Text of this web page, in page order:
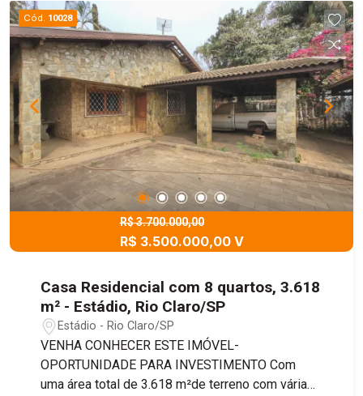
serviço independente, também equipada com
pedras e cuba moderna. A casa possui portas
balcão em blindex, box para armazenamento e 6
vagas de garagem exclusivas. Detalhes que
valorizam o imóvel: Acabamento em porcelanato
Móveis planejados nas áreas molhadas Pé-
direito duplo Projeto de iluminação com sanca
em LED e lindos lustres Infraestrutura pronta
para instalação de ar-condicionado Agende agora
mesmo uma visita com um de nossos corretores
e venha se encantar com cada detalhe!
Cód. 10028
R$ 3.700.000,00
R$ 3.500.000,00 V
Casa Residencial com 8 quartos, 3.618
m² - Estádio, Rio Claro/SP
Estádio - Rio Claro/SP
VENHA CONHECER ESTE IMÓVEL-
OPORTUNIDADE PARA INVESTIMENTO Com
uma área total de 3.618 m²de terreno com várias